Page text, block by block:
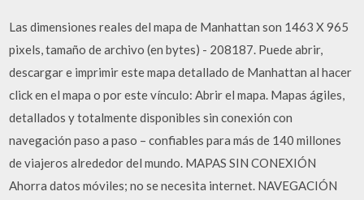
Las dimensiones reales del mapa de Manhattan son 1463 X 965
pixels, tamaño de archivo (en bytes) - 208187. Puede abrir,
descargar e imprimir este mapa detallado de Manhattan al hacer
click en el mapa o por este vínculo: Abrir el mapa. Mapas ágiles,
detallados y totalmente disponibles sin conexión con
navegación paso a paso – confiables para más de 140 millones
de viajeros alrededor del mundo. MAPAS SIN CONEXIÓN
Ahorra datos móviles; no se necesita internet. NAVEGACIÓN